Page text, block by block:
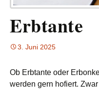
Erbtante
3. Juni 2025
Ob Erbtante oder
werden gern hofiert.